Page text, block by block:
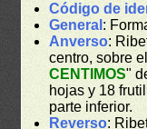
Código de
General :
Anverso:
centro, sobre
CENTIMOS"
hojas y 18
parte inferior.
Reverso: